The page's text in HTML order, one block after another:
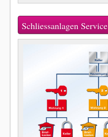
Schliessanlagen Service